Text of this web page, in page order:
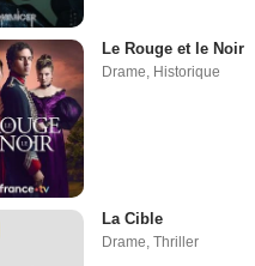
Le Rouge et le Noir
Drame Historique
La Cible
Drame Thriller